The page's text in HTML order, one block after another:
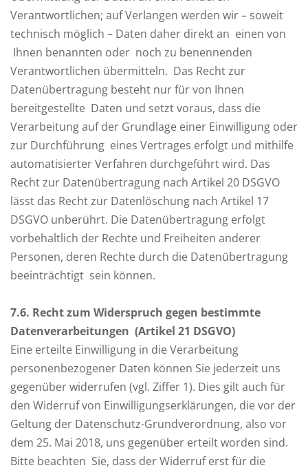
Verantwortlichen; auf Verlangen werden wir – soweit
technisch möglich – Daten daher direkt an einen von
Ihnen benannten oder noch zu benennenden
Verantwortlichen übermitteln. Das Recht zur
Datenübertragung besteht nur für von Ihnen
bereitgestellte Daten und setzt voraus, dass die
Verarbeitung auf der Grundlage einer Einwilligung oder
zur Durchführung eines Vertrages erfolgt und mithilfe
automatisierter Verfahren durchgeführt wird. Das
Recht zur Datenübertragung nach Artikel 20 DSGVO
lässt das Recht zur Datenlöschung nach Artikel 17
DSGVO unberührt. Die Datenübertragung erfolgt
vorbehaltlich der Rechte und Freiheiten anderer
Personen, deren Rechte durch die Datenübertragung
beeinträchtigt sein können.
7.6. Recht zum Widerspruch gegen bestimmte
Datenverarbeitungen (Artikel 21 DSGVO)
Eine erteilte Einwilligung in die Verarbeitung
personenbezogener Daten können Sie jederzeit uns
gegenüber widerrufen (vgl. Ziffer 1). Dies gilt auch für
den Widerruf von Einwilligungserklärungen, die vor der
Geltung der Datenschutz-Grundverordnung, also vor
dem 25. Mai 2018, uns gegenüber erteilt worden sind.
Bitte beachten Sie, dass der Widerruf erst für die